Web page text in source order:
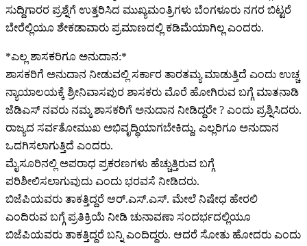
ಸುದ್ದಿಗಾರರ ಪ್ರಶ್ನೆಗೆ ಉತ್ತರಿಸಿದ ಮುಖ್ಯಮಂತ್ರಿಗಳು ಬೆಂಗಳೂರು ನಗರ ಬಿಟ್ಟರೆ
ಬೇರೆಲ್ಲಿಯೂ ಶೇಕಡಾವಾರು ಪ್ರಮಾಣದಲ್ಲಿ ಕಡಿಮೆಯಾಗಿಲ್ಲ ಎಂದರು.
*ಎಲ್ಲ ಶಾಸಕರಿಗೂ ಅನುದಾನ:*
ಶಾಸಕರಿಗೆ ಅನುದಾನ ನೀಡುವಲ್ಲಿ ಸರ್ಕಾರ ತಾರತಮ್ಯ ಮಾಡುತ್ತಿದೆ ಎಂದು ಉಚ್ಚ
ನ್ಯಾಯಾಲಯಕ್ಕೆ ಶ್ರೀನಿವಾಸಪುರ ಶಾಸಕರು ಮೊರೆ ಹೋಗಿರುವ ಬಗ್ಗೆ ಮಾತನಾಡಿ
ಜೆಡಿಎಸ್ ನವರು ನಮ್ಮ ಶಾಸಕರಿಗೆ ಅನುದಾನ ನೀಡಿದ್ದರೇ ? ಎಂದು ಪ್ರಶ್ನಿಸಿದರು.
ರಾಜ್ಯದ ಸರ್ವತೋಮುಖ ಅಭಿವೃದ್ಧಿಯಾಗಬೇಕಿದ್ದು, ಎಲ್ಲರಿಗೂ ಅನುದಾನ
ಒದಗಿಸಲಾಗುತ್ತಿದೆ ಎಂದರು.
ಮೈಸೂರಿನಲ್ಲಿ ಅಪರಾಧ ಪ್ರಕರಣಗಳು ಹೆಚ್ಚುತ್ತಿರುವ ಬಗ್ಗೆ
ಪರಿಶೀಲಿಸಲಾಗುವುದು ಎಂದು ಭರವಸೆ ನೀಡಿದರು.
ಬಿಜೆಪಿಯವರು ತಾಕತ್ತಿದ್ದರೆ ಆರ್.ಎಸ್.ಎಸ್. ಮೇಲೆ ನಿಷೇಧ ಹೇರಲಿ
ಎಂದಿರುವ ಬಗ್ಗೆ ಪ್ರತಿಕ್ರಿಯೆ ನೀಡಿ ಚುನಾವಣಾ ಸಂದರ್ಭದಲ್ಲಿಯೂ
ಬಿಜೆಪಿಯವರು ತಾಕತ್ತಿದ್ದರೆ ಬನ್ನಿ ಎಂದಿದ್ದರು. ಆದರೆ ಸೋತು ಹೋದರು ಎಂದು